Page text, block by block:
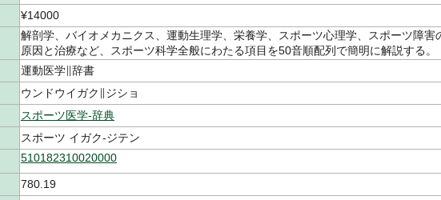
¥14000
解剖学、バイオメカニクス、運動生理学、栄養学、スポーツ心理学、スポーツ障害
原因と治療など、スポーツ科学全般にわたる項目を50音順配列で簡明に解説する。
運動医学∥辞書
ウンドウイガク∥ジショ
スポーツ医学-辞典
スポーツ イガク-ジテン
510182310020000
780.19